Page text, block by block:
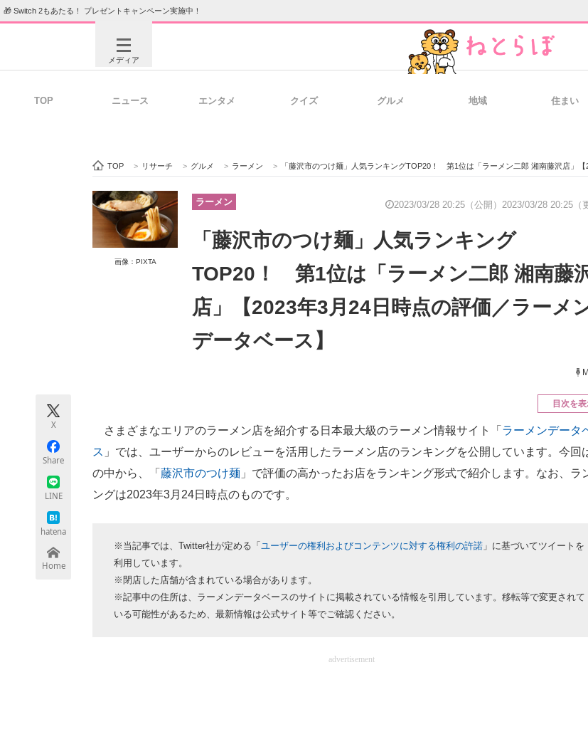
🎁 Switch 2もあたる！ プレゼントキャンペーン実施中！
メディア
ビジネスと働き方のヒント
ITエンジニア向け専門サイト IT製品の技術・比較・事例
エレクトロニクス専門サイト
TOP ニュース エンタメ クイズ グルメ 地域 住まい
TOP > リサーチ > グルメ > ラーメン > 「藤沢市のつけ麺」人気ランキングTOP20！ 第1位は「ラーメン二郎 湘南藤沢店」【2023年3月24日時点の評価／ラーメンデータベ
画像：PIXTA
ラーメン 2023/03/28 20:25（公開） 2023/03/28 20:25（
「藤沢市のつけ麺」人気ランキング
TOP20！ 第1位は「ラーメン二郎 湘南藤
店」【2023年3月24日時点の評価／ラーメ
データベース】
X
Share
LINE
hatena
Home
目次を
さまざまなエリアのラーメン店を紹介する日本最大級のラーメン情報サイト「 ラーメンデータ
ス 」では、ユーザーからのレビューを活用したラーメン店のランキングを公開しています。今回
の中から、「 藤沢市のつけ麺 」で評価の高かったお店をランキング形式で紹介します。なお、ラ
ングは2023年3月24日時点のものです。
※当記事では、Twitter社が定める「 ユーザーの権利およびコンテンツに対する権利の許諾 」に基づいてツイートを
利用しています。
※閉店した店舗が含まれている場合があります。
※記事中の住所は、ラーメンデータベースのサイトに掲載されている情報を引用しています。移転等で変更されて
いる可能性があるため、最新情報は公式サイト等でご確認ください。
advertisement